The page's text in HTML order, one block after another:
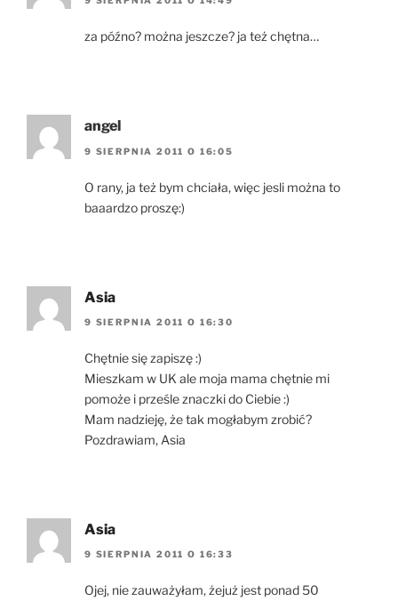
za późno? można jeszcze? ja też chętna…
angel
9 SIERPNIA 2011 O 16:05
O rany, ja też bym chciała, więc jesli można to
baaardzo proszę:)
Asia
9 SIERPNIA 2011 O 16:30
Chętnie się zapiszę :)
Mieszkam w UK ale moja mama chętnie mi
pomoże i prześle znaczki do Ciebie :)
Mam nadzieję, że tak mogłabym zrobić?
Pozdrawiam, Asia
Asia
9 SIERPNIA 2011 O 16:33
Ojej, nie zauważyłam, żejuż jest ponad 50